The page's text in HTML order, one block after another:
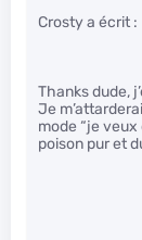
Crosty a écrit :
Thanks dude,
Je
mode “je veux
poison pur et